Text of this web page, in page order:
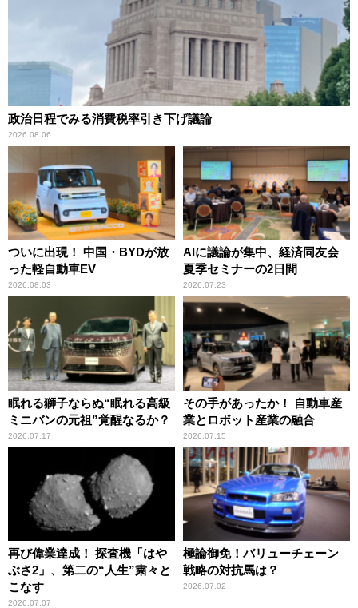
政治日程でみる消費税率引き下げ議論
2026.08.06
ついに出現！ 中国・BYDが放
った軽自動車EV
2026.08.03
AIに議論が集中、経済同友会
夏季セミナーの2日間
2026.07.23
眠れる獅子ならぬ“眠れる高級
ミニバンの元祖”覚醒なるか？
2026.07.17
その手があったか！ 自動車産
業とロボット産業の融合
2026.07.15
再び偉業達成！ 探査機「はや
ぶさ2」、第二の“人生”粛々と
こなす
2026.07.07
極論御免！バリューチェーン
戦略の対抗馬は？
2026.07.02